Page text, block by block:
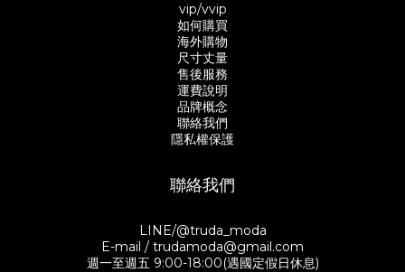
vip/vvip
如何購買
海外購物
尺寸丈量
售後服務
運費說明
品牌概念
聯絡我們
隱私權保護
聯絡我們
LINE/@truda_moda
E-mail / trudamoda@gmail.com
週一至週五 9:00-18:00(遇國定假日休息)